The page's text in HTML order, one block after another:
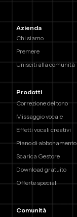
Azienda
Chi siamo
Premere
Unisciti alla comunità
Prodotti
Correzione del tono
Missaggio vocale
Effetti vocali creativi
Piano di abbonamento
Scarica Gestore
Download gratuito
Offerte speciali
Comunità